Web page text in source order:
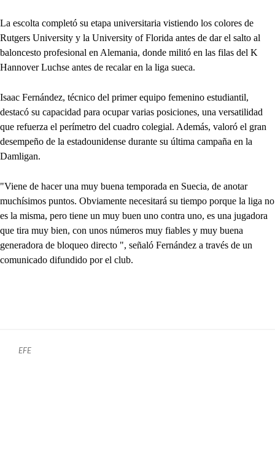
La escolta completó su etapa universitaria vistiendo los colores de
Rutgers University y la University of Florida antes de dar el salto al
baloncesto profesional en Alemania, donde militó en las filas del K
Hannover Luchse antes de recalar en la liga sueca.
Isaac Fernández, técnico del primer equipo femenino estudiantil,
destacó su capacidad para ocupar varias posiciones, una versatilidad
que refuerza el perímetro del cuadro colegial. Además, valoró el gran
desempeño de la estadounidense durante su última campaña en la
Damligan.
"Viene de hacer una muy buena temporada en Suecia, de anotar
muchísimos puntos. Obviamente necesitará su tiempo porque la liga no
es la misma, pero tiene un muy buen uno contra uno, es una jugadora
que tira muy bien, con unos números muy fiables y muy buena
generadora de bloqueo directo ", señaló Fernández a través de un
comunicado difundido por el club.
EFE